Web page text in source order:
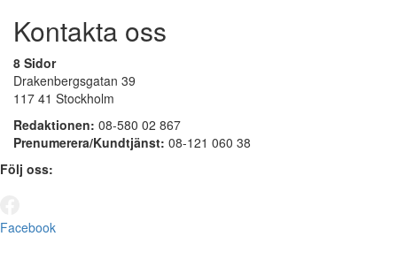
Kontakta oss
8 Sidor
Drakenbergsgatan 39
117 41 Stockholm
Redaktionen: 08-580 02 867
Prenumerera/Kundtjänst: 08-121 060 38
Följ oss:
Facebook